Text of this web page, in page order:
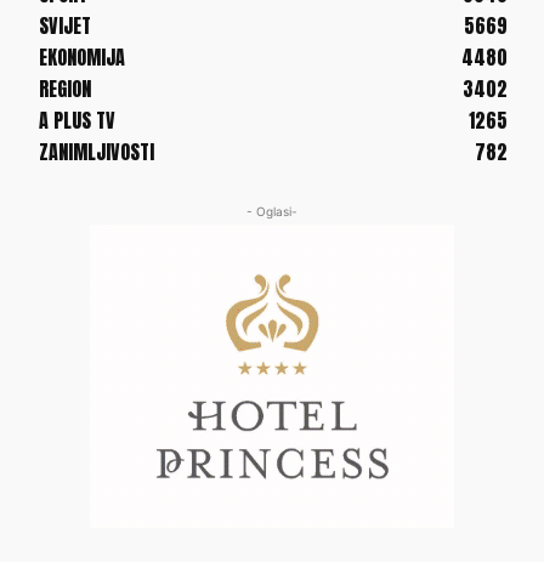
SVIJET
5669
EKONOMIJA
4480
REGION
3402
A PLUS TV
1265
ZANIMLJIVOSTI
782
- Oglasi-